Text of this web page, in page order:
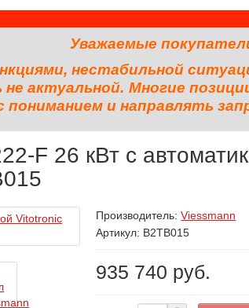
Уважаемые
нестабильной
актуальной. Многие
и направлять
F 26 кВт с
Производитель:Viessmann
Артикул: B2TB015
935 740 руб.